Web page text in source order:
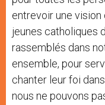
entrevoir une vision
jeunes catholiques
rassemblés dans
ensemble, pour
chanter leur foi
nous ne pouvons